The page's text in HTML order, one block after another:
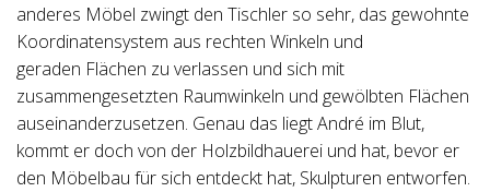
anderes Möbel zwingt den Tischler so sehr, das gewohnte
Koordinatensystem aus rechten Winkeln und
geraden Flächen zu verlassen und sich mit
zusammengesetzten Raumwinkeln und gewölbten Flächen
auseinanderzusetzen. Genau das liegt André im Blut,
kommt er doch von der Holzbildhauerei und hat, bevor er
den Möbelbau für sich entdeckt hat, Skulpturen entworfen.